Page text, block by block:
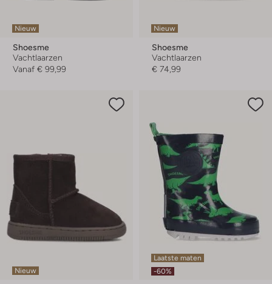
Nieuw
Shoesme
Vachtlaarzen
Vanaf € 99,99
Nieuw
Shoesme
Vachtlaarzen
€ 74,99
Nieuw
Laatste maten
-60%